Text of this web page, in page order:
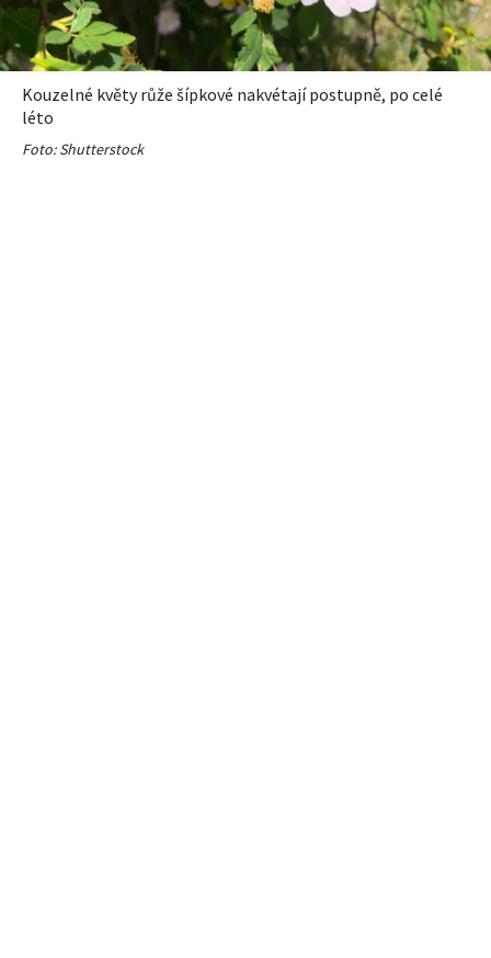
Kouzelné květy růže šípkové nakvétají postupně, po celé
léto
Foto: Shutterstock